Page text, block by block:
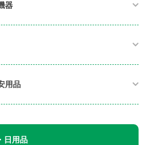
器​
用品
日用品